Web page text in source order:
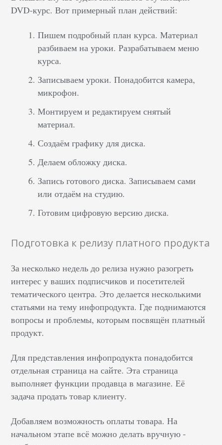
DVD-курс. Вот примерный план действий:
Пишем подробный план курса. Материал
разбиваем на уроки. Разрабатываем меню
курса.
Записываем уроки. Понадобится камера,
микрофон.
Монтируем и редактируем снятый
материал.
Создаём графику для диска.
Делаем обложку диска.
Запись готового диска. Записываем сами
или отдаём на студию.
Готовим цифровую версию диска.
Подготовка к релизу платного продукта
За несколько недель до релиза нужно разогреть
интерес у ваших подписчиков и посетителей
тематического центра. Это делается несколькими
статьями на тему инфопродукта. Где поднимаются
вопросы и проблемы, которым посвящён платный
продукт.
Для представления инфопродукта понадобится
отдельная страница на сайте. Эта страница
выполняет функции продавца в магазине. Её
задача продать товар клиенту.
Добавляем возможность оплаты товара. На
начальном этапе всё можно делать вручную -